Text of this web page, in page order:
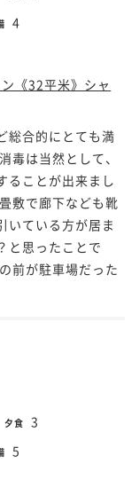
4
《32平米》シャ
総合的にとても満
毒は当然として、
ることが出来まし
敷で廊下なども靴
いている方が居ま
と思ったことで
前が駐車場だった
夕食 3
5